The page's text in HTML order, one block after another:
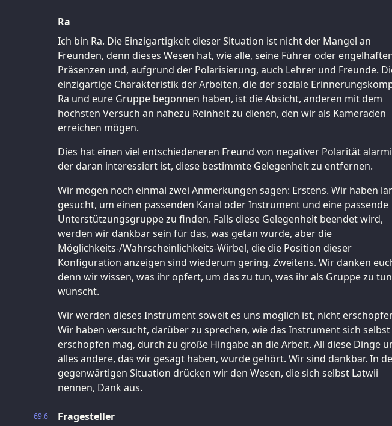
Ra
Ich bin Ra. Die Einzigartigkeit dieser Situation ist nicht der Mangel an
Freunden, denn dieses Wesen hat, wie alle, seine Führer oder
Präsenzen und, aufgrund der Polarisierung, auch Lehrer und Freunde.
einzigartige Charakteristik der Arbeiten, die der soziale
Ra und eure Gruppe begonnen haben, ist die Absicht, anderen mit dem
höchsten Versuch an nahezu Reinheit zu dienen, den wir als Kameraden
erreichen mögen.
Dies hat einen viel entschiedeneren Freund von negativer Polarität
der daran interessiert ist, diese bestimmte Gelegenheit zu entfernen.
Wir mögen noch einmal zwei Anmerkungen sagen: Erstens. Wir haben
gesucht, um einen passenden Kanal oder Instrument und eine passende
Unterstützungsgruppe zu finden. Falls diese Gelegenheit beendet wird,
werden wir dankbar sein für das, was getan wurde, aber die
Möglichkeits-/Wahrscheinlichkeits-Wirbel, die die Position dieser
Konfiguration anzeigen sind wiederum gering. Zweitens. Wir danken
denn wir wissen, was ihr opfert, um das zu tun, was ihr als Gruppe zu tun
wünscht.
Wir werden dieses Instrument soweit es uns möglich ist, nicht
Wir haben versucht, darüber zu sprechen, wie das Instrument sich selbst
erschöpfen mag, durch zu große Hingabe an die Arbeit. All diese Dinge
alles andere, das wir gesagt haben, wurde gehört. Wir sind dankbar. In
gegenwärtigen Situation drücken wir den Wesen, die sich selbst Latwii
nennen, Dank aus.
69.6
Fragesteller